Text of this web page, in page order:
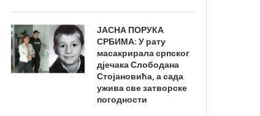
ЈАСНА ПОРУКА
СРБИМА: У рату
масакрирала српског
дјечака Слободана
Стојановића, а сада
ужива све затворске
погодности